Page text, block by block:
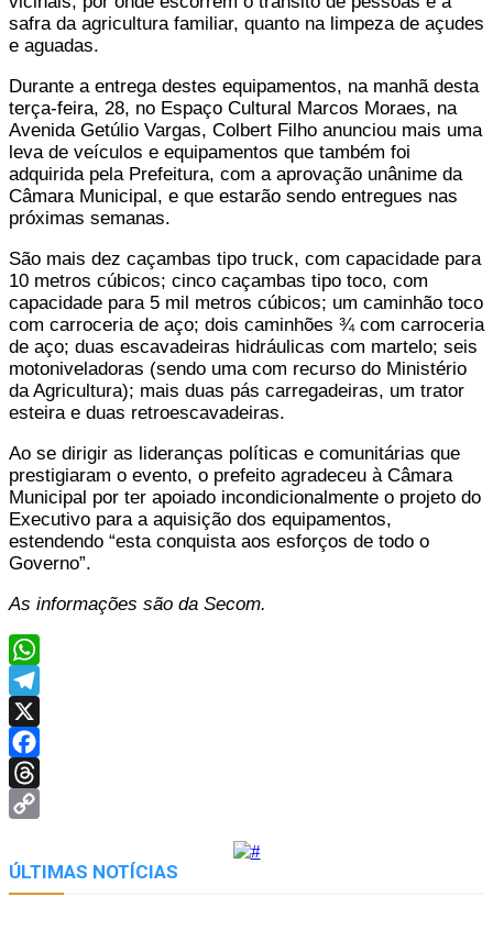
safra da agricultura familiar, quanto na limpeza de açudes
e aguadas.
Durante a entrega destes equipamentos, na manhã desta
terça-feira, 28, no Espaço Cultural Marcos Moraes, na
Avenida Getúlio Vargas, Colbert Filho anunciou mais uma
leva de veículos e equipamentos que também foi
adquirida pela Prefeitura, com a aprovação unânime da
Câmara Municipal, e que estarão sendo entregues nas
próximas semanas.
São mais dez caçambas tipo truck, com capacidade para
10 metros cúbicos; cinco caçambas tipo toco, com
capacidade para 5 mil metros cúbicos; um caminhão toco
com carroceria de aço; dois caminhões ¾ com carroceria
de aço; duas escavadeiras hidráulicas com martelo; seis
motoniveladoras (sendo uma com recurso do Ministério
da Agricultura); mais duas pás carregadeiras, um trator
esteira e duas retroescavadeiras.
Ao se dirigir as lideranças políticas e comunitárias que
prestigiaram o evento, o prefeito agradeceu à Câmara
Municipal por ter apoiado incondicionalmente o projeto do
Executivo para a aquisição dos equipamentos,
estendendo “esta conquista aos esforços de todo o
Governo”.
As informações são da Secom.
WhatsApp
Telegram
X
Facebook
Threads
Link
ÚLTIMAS NOTÍCIAS